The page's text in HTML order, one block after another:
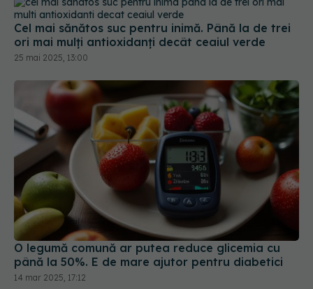
Cel mai sănătos suc pentru inimă. Până la de trei
ori mai mulți antioxidanți decât ceaiul verde
25 mai 2025, 13:00
O legumă comună ar putea reduce glicemia cu
până la 50%. E de mare ajutor pentru diabetici
14 mar 2025, 17:12